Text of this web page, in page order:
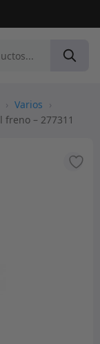
› Varios ›
– 277311